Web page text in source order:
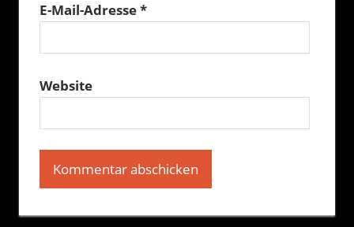
E-Mail-Adresse*
Website